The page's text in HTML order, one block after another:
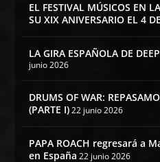
EL FESTIVAL MÚSICOS EN
SU XIX ANIVERSARIO EL 4
LA GIRA ESPAÑOLA DE
junio 2026
DRUMS OF WAR:
(PARTE I) 22 junio 2026
PAPA ROACH regresará a
en España 22 junio 2026